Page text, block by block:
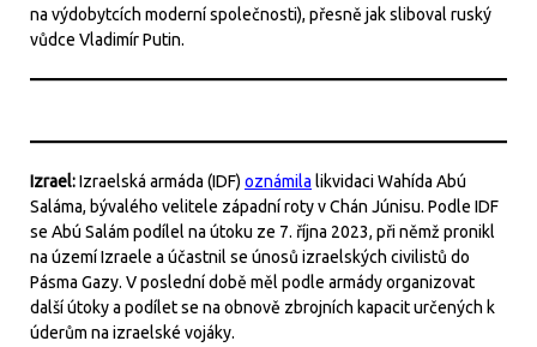
na výdobytcích moderní společnosti), přesně jak sliboval ruský
vůdce Vladimír Putin.
Izrael:Izraelská armáda (IDF) oznámila likvidaci Wahída Abú
Saláma, bývalého velitele západní roty v Chán Júnisu. Podle IDF
se Abú Salám podílel na útoku ze 7. října 2023, při němž pronikl
na území Izraele a účastnil se únosů izraelských civilistů do
Pásma Gazy. V poslední době měl podle armády organizovat
další útoky a podílet se na obnově zbrojních kapacit určených k
úderům na izraelské vojáky.